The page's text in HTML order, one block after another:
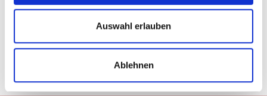
Auswahl erlauben
Ablehnen